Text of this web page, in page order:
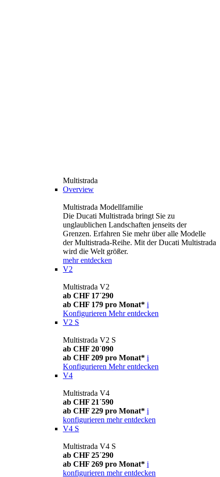
Multistrada
Overview
Multistrada Modellfamilie
Die Ducati Multistrada bringt Sie zu
unglaublichen Landschaften jenseits der
Grenzen. Erfahren Sie mehr über alle Modelle
der Multistrada-Reihe. Mit der Ducati Multistrada
wird die Welt größer.
mehr entdecken
V2
Multistrada V2
ab CHF 17´290
ab CHF 179 pro Monat* i
Konfigurieren Mehr entdecken
V2 S
Multistrada V2 S
ab CHF 20´090
ab CHF 209 pro Monat* i
Konfigurieren Mehr entdecken
V4
Multistrada V4
ab CHF 21´590
ab CHF 229 pro Monat* i
konfigurieren mehr entdecken
V4 S
Multistrada V4 S
ab CHF 25´290
ab CHF 269 pro Monat* i
konfigurieren mehr entdecken